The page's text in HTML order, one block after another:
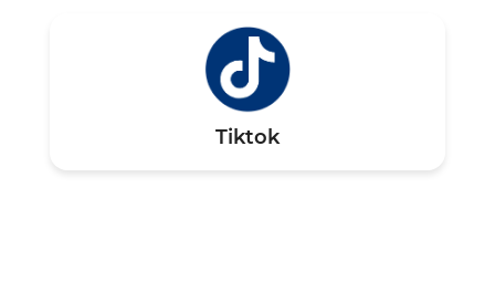
Tiktok